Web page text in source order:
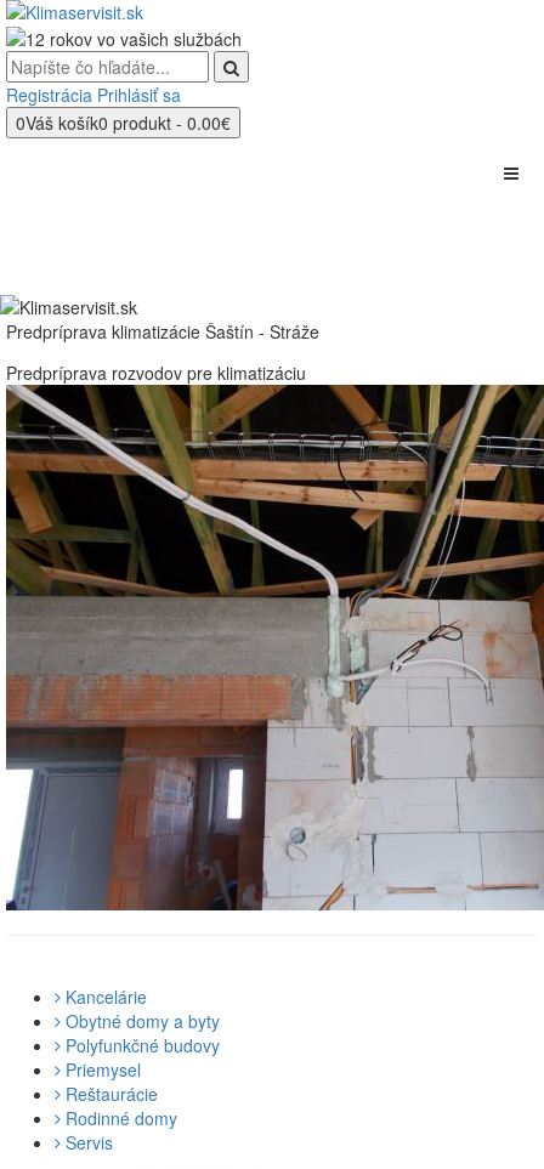
Registrácia Prihlásiť sa
0Váš košík0 produkt - 0.00€
Predpríprava klimatizácie Šaštín - Stráže
Predpríprava rozvodov pre klimatizáciu
Kancelárie
Obytné domy a byty
Polyfunkčné budovy
Priemysel
Reštaurácie
Rodinné domy
Servis